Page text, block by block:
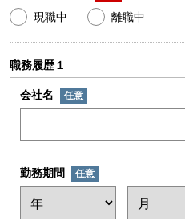
現職中 離職中
職務履歴１
会社名 任意
勤務期間 任意